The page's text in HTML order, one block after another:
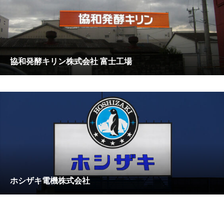
協和発酵キリン株式会社 富士工場
ホシザキ電機株式会社